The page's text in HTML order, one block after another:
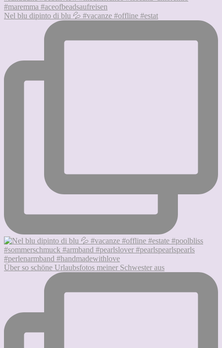
Nel blu dipinto di blu 💦 #vacanze #offline #estat
Über so schöne Urlaubsfotos meiner Schwester aus